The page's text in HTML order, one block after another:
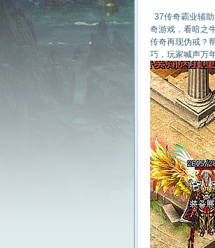
37传奇霸业辅
奇游戏，看暗之
传奇再现伪戒？
巧，玩家喊声万